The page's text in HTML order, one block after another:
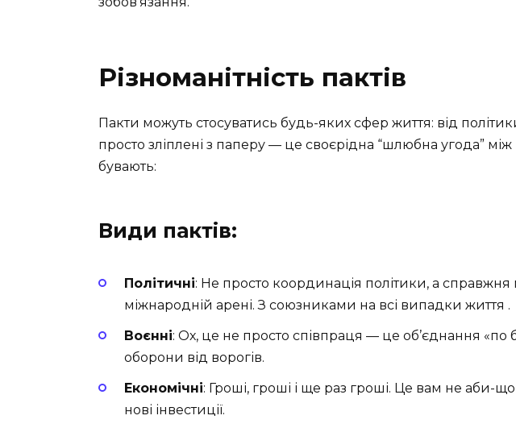
Різноманітність пактів
Пакти можуть стосуватись будь-яких сфер життя: від
просто зліплені з паперу — це своєрідна “шлюбна угода” між
бувають:
Види пактів:
Політичні: Не просто координація політики, а справжня
міжнародній арені. З союзниками на всі випадки життя .
Воєнні: Ох, це не просто співпраця — це об’єднання «по
оборони від ворогів.
Економічні: Гроші, гроші і ще раз гроші. Це вам не аби-
нові інвестиції.